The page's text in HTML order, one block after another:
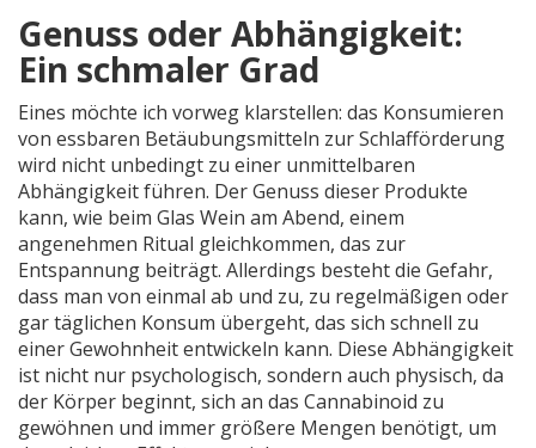
Genuss oder Abhängigkeit:
Ein schmaler Grad
Eines möchte ich vorweg klarstellen: das Konsumieren
von essbaren Betäubungsmitteln zur Schlafförderung
wird nicht unbedingt zu einer unmittelbaren
Abhängigkeit führen. Der Genuss dieser Produkte
kann, wie beim Glas Wein am Abend, einem
angenehmen Ritual gleichkommen, das zur
Entspannung beiträgt. Allerdings besteht die Gefahr,
dass man von einmal ab und zu, zu regelmäßigen oder
gar täglichen Konsum übergeht, das sich schnell zu
einer Gewohnheit entwickeln kann. Diese Abhängigkeit
ist nicht nur psychologisch, sondern auch physisch, da
der Körper beginnt, sich an das Cannabinoid zu
gewöhnen und immer größere Mengen benötigt, um